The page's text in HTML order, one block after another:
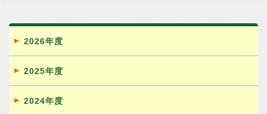
2026年度
2025年度
2024年度